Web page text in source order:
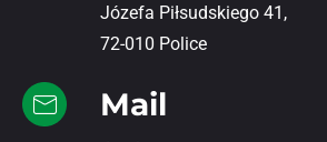
Józefa Piłsudskiego 41,
72-010 Police
Mail